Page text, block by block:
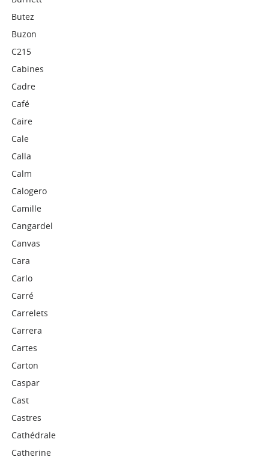
Butez
Buzon
C215
Cabines
Cadre
Café
Caire
Cale
Calla
Calm
Calogero
Camille
Cangardel
Canvas
Cara
Carlo
Carré
Carrelets
Carrera
Cartes
Carton
Caspar
Cast
Castres
Cathédrale
Catherine